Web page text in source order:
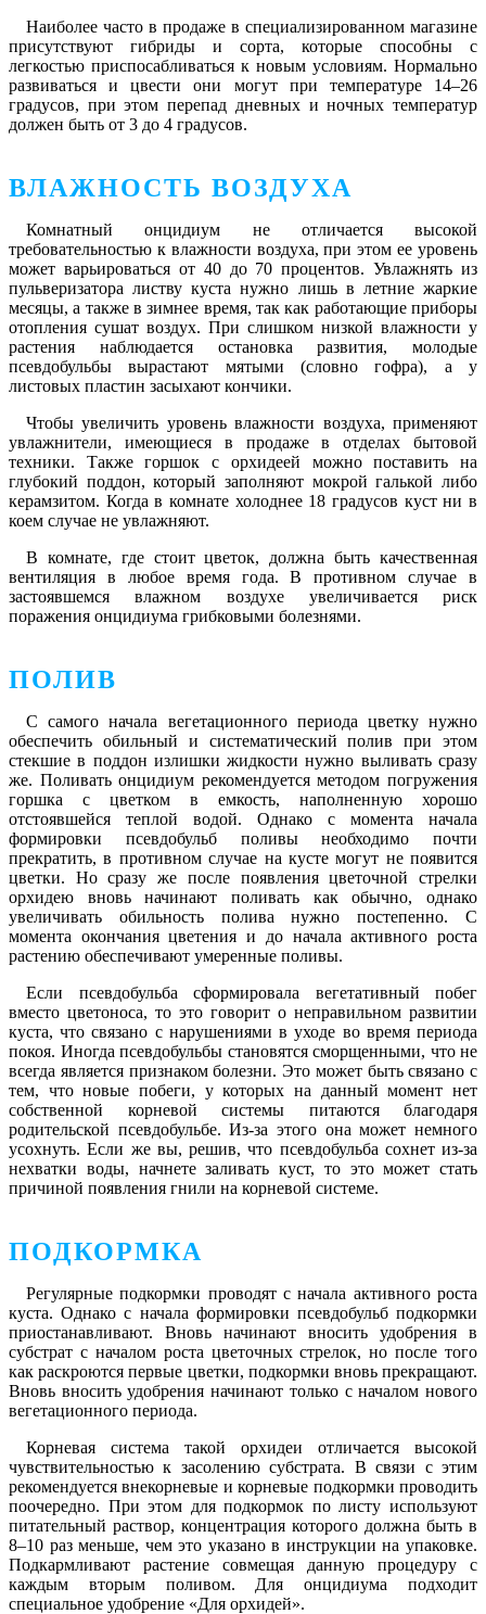
Наиболее часто в продаже в специализированном магазине
присутствуют гибриды и сорта, которые способны с
легкостью приспосабливаться к новым условиям. Нормально
развиваться и цвести они могут при температуре 14–26
градусов, при этом перепад дневных и ночных температур
должен быть от 3 до 4 градусов.
ВЛАЖНОСТЬ ВОЗДУХА
Комнатный онцидиум не отличается высокой
требовательностью к влажности воздуха, при этом ее уровень
может варьироваться от 40 до 70 процентов. Увлажнять из
пульверизатора листву куста нужно лишь в летние жаркие
месяцы, а также в зимнее время, так как работающие приборы
отопления сушат воздух. При слишком низкой влажности у
растения наблюдается остановка развития, молодые
псевдобульбы вырастают мятыми (словно гофра), а у
листовых пластин засыхают кончики.
Чтобы увеличить уровень влажности воздуха, применяют
увлажнители, имеющиеся в продаже в отделах бытовой
техники. Также горшок с орхидеей можно поставить на
глубокий поддон, который заполняют мокрой галькой либо
керамзитом. Когда в комнате холоднее 18 градусов куст ни в
коем случае не увлажняют.
В комнате, где стоит цветок, должна быть качественная
вентиляция в любое время года. В противном случае в
застоявшемся влажном воздухе увеличивается риск
поражения онцидиума грибковыми болезнями.
ПОЛИВ
С самого начала вегетационного периода цветку нужно
обеспечить обильный и систематический полив при этом
стекшие в поддон излишки жидкости нужно выливать сразу
же. Поливать онцидиум рекомендуется методом погружения
горшка с цветком в емкость, наполненную хорошо
отстоявшейся теплой водой. Однако с момента начала
формировки псевдобульб поливы необходимо почти
прекратить, в противном случае на кусте могут не появится
цветки. Но сразу же после появления цветочной стрелки
орхидею вновь начинают поливать как обычно, однако
увеличивать обильность полива нужно постепенно. С
момента окончания цветения и до начала активного роста
растению обеспечивают умеренные поливы.
Если псевдобульба сформировала вегетативный побег
вместо цветоноса, то это говорит о неправильном развитии
куста, что связано с нарушениями в уходе во время периода
покоя. Иногда псевдобульбы становятся сморщенными, что не
всегда является признаком болезни. Это может быть связано с
тем, что новые побеги, у которых на данный момент нет
собственной корневой системы питаются благодаря
родительской псевдобульбе. Из-за этого она может немного
усохнуть. Если же вы, решив, что псевдобульба сохнет из-за
нехватки воды, начнете заливать куст, то это может стать
причиной появления гнили на корневой системе.
ПОДКОРМКА
Регулярные подкормки проводят с начала активного роста
куста. Однако с начала формировки псевдобульб подкормки
приостанавливают. Вновь начинают вносить удобрения в
субстрат с началом роста цветочных стрелок, но после того
как раскроются первые цветки, подкормки вновь прекращают.
Вновь вносить удобрения начинают только с началом нового
вегетационного периода.
Корневая система такой орхидеи отличается высокой
чувствительностью к засолению субстрата. В связи с этим
рекомендуется внекорневые и корневые подкормки проводить
поочередно. При этом для подкормок по листу используют
питательный раствор, концентрация которого должна быть в
8–10 раз меньше, чем это указано в инструкции на упаковке.
Подкармливают растение совмещая данную процедуру с
каждым вторым поливом. Для онцидиума подходит
специальное удобрение «Для орхидей».